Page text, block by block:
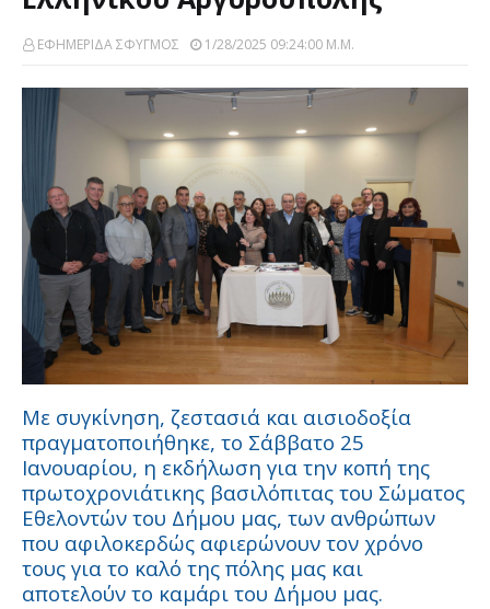
ΕΦΗΜΕΡΙΔΑ ΣΦΥΓΜΟΣ 1/28/2025 09:24:00 Μ.μ.
Με συγκίνηση, ζεστασιά και αισιοδοξία
πραγματοποιήθηκε, το Σάββατο 25
Ιανουαρίου, η εκδήλωση για την κοπή της
πρωτοχρονιάτικης βασιλόπιτας του Σώματος
Εθελοντών του Δήμου μας, των ανθρώπων
που αφιλοκερδώς αφιερώνουν τον χρόνο
τους για το καλό της πόλης μας και
αποτελούν το καμάρι του Δήμου μας.